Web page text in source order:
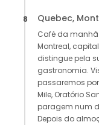
8 Quebec,
Café da
Montreal,
distingue pela
gastronomia.
passaremos
Mile, Oratório
paragem num
Depois do